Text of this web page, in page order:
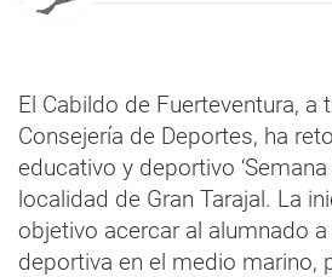
El Cabildo de Fuerteventura, a
Consejería de Deportes, ha
educativo y deportivo ‘Semana
localidad de Gran Tarajal. La
objetivo acercar al alumnado
deportiva en el medio marino,